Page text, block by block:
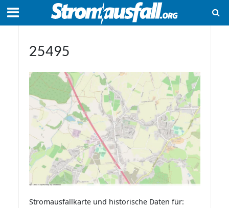
25495
Stromausfallkarte und historische Daten für: